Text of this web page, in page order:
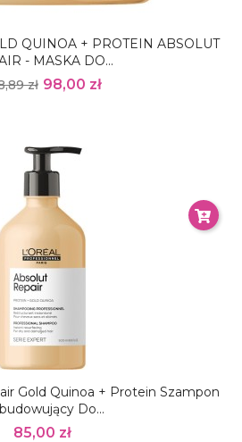
QUINOA + PROTEIN ABSOLUT
- MASKA DO...
zł 98,00 zł
Gold Quinoa + Protein Szampon
Do...
85,00 zł